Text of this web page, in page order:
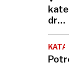
živijo
ljudje
z
Potres